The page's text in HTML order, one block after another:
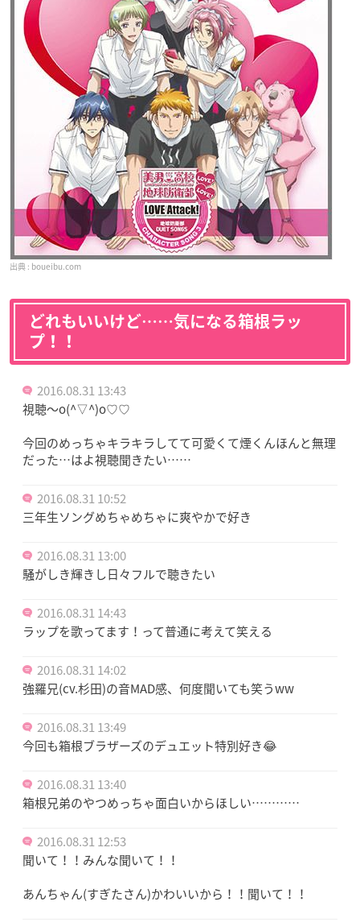
boueibu.com
どれもいいけど……気になる箱根ラッ
プ！！
2016.08.31 13:43
視聴〜o(^▽^)o♡♡
今回のめっちゃキラキラしてて可愛くて煙くんほんと無理
だった…はよ視聴聞きたい……
2016.08.31 10:52
三年生ソングめちゃめちゃに爽やかで好き
2016.08.31 13:00
騒がしき輝きし日々フルで聴きたい
2016.08.31 14:43
ラップを歌ってます！って普通に考えて笑える
2016.08.31 14:02
強羅兄(cv.杉田)の音MAD感、何度聞いても笑うww
2016.08.31 13:49
今回も箱根ブラザーズのデュエット特別好き😂
2016.08.31 13:40
箱根兄弟のやつめっちゃ面白いからほしい…………
2016.08.31 12:53
聞いて！！みんな聞いて！！
あんちゃん(すぎたさん)かわいいから！！聞いて！！